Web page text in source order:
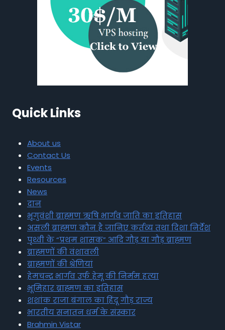
Quick Links
About us
Contact Us
Events
Resources
News
दान
भृगुवंशी ब्राह्मण ऋषि भार्गव जाति का इतिहास
असली ब्राह्मण कौन है जानिए कर्तव्य तथा दिशा निर्देश
पृथ्वी के “प्रथम शासक” आदि गौड़ या गौड़ ब्राह्मण
ब्राह्मणों की वंशावली
ब्राह्मणों की श्रेणियां
हेमचन्द्र भार्गव उर्फ हेमू की निर्मम हत्या
भूमिहार ब्राह्मण का इतिहास
शशांक राजा बंगाल का हिंदू गौड़ राज्य
भारतीय सनातन धर्म के संस्कार
Brahmin Vistar